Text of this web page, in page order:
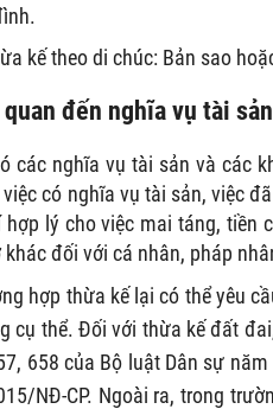
kế theo di chúc: Bản sao
đến nghĩa vụ tài
các nghĩa vụ tài sản và các
có nghĩa vụ tài sản, việc
lý cho việc mai táng, tiền
đối với cá nhân, pháp
hợp thừa kế lại có thể yêu
cụ thể. Đối với thừa kế đất
658 của Bộ luật Dân sự
NĐ-CP. Ngoài ra, trong